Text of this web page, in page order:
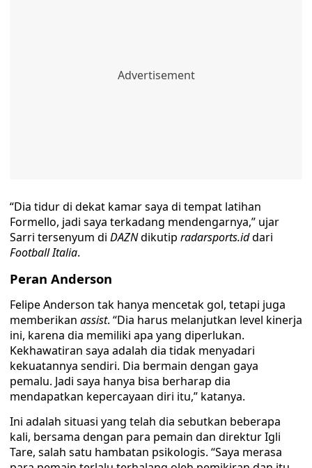
“Dia tidur di dekat kamar saya di tempat latihan
Formello, jadi saya terkadang mendengarnya,” ujar
Sarri tersenyum di DAZNdikutip radarsports.iddari
Football Italia.
Peran Anderson
Felipe Anderson tak hanya mencetak gol, tetapi juga
memberikan assist. “Dia harus melanjutkan level kinerja
ini, karena dia memiliki apa yang diperlukan.
Kekhawatiran saya adalah dia tidak menyadari
kekuatannya sendiri. Dia bermain dengan gaya
pemalu. Jadi saya hanya bisa berharap dia
mendapatkan kepercayaan diri itu,” katanya.
Ini adalah situasi yang telah dia sebutkan beberapa
kali, bersama dengan para pemain dan direktur Igli
Tare, salah satu hambatan psikologis. “Saya merasa